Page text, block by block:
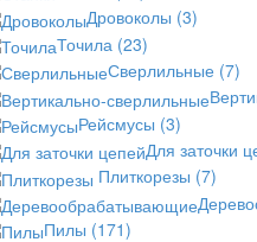
Дровоколы (3)
Точила (23)
Сверлильные (7)
Рейсмусы (3)
Для заточки
Плиткорезы (7)
Пилы (171)